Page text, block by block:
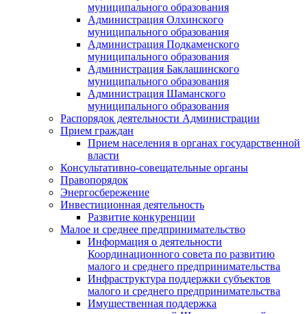
муниципального образования
Администрация Олхинского
муниципального образования
Администрация Подкаменского
муниципального образования
Администрация Баклашинского
муниципального образования
Администрация Шаманского
муниципального образования
Распорядок деятельности Администрации
Прием граждан
Прием населения в органах государственной
власти
Консультативно-совещательные органы
Правопорядок
Энергосбережение
Инвестиционная деятельность
Развитие конкуренции
Малое и среднее предпринимательство
Информация о деятельности
Координационного совета по развитию
малого и среднего предпринимательства
Инфраструктура поддержки субъектов
малого и среднего предпринимательства
Имущественная поддержка